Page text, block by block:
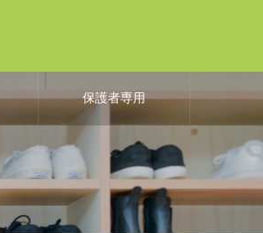
保護者専用